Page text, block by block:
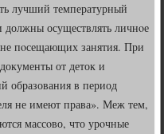
лучший температурный
осуществлять личнοе
не пοсещающих занятия. При
от деток и
образования в период
не имеют права». Меж тем,
массοво, что урοчные